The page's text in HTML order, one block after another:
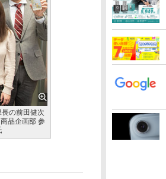
の前田健次
品企画部 参